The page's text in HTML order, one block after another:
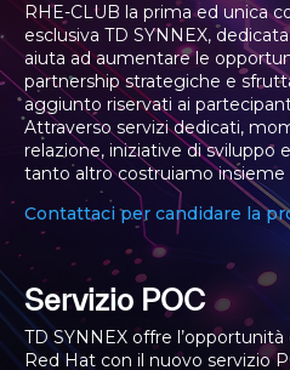
RHE-CLUB la prima ed unica
esclusiva TD SYNNEX,
aiuta ad aumentare le
partnership strategiche e
aggiunto riservati ai
Attraverso servizi dedicati,
relazione, iniziative di sviluppo
tanto altro costruiamo insieme
Contattaci per candidare la
Servizio POC
TD SYNNEX offre
Red Hat con il nuovo servizio